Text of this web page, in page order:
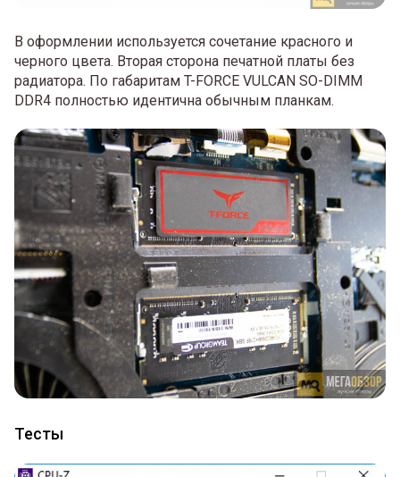
В оформлении используется сочетание красного и
черного цвета. Вторая сторона печатной платы без
радиатора. По габаритам T-FORCE VULCAN SO-DIMM
DDR4 полностью идентична обычным планкам.
Тесты